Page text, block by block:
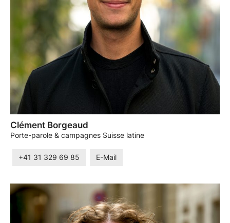
Clément Borgeaud
Porte-parole & campagnes Suisse latine
+41 31 329 69 85 E-Mail